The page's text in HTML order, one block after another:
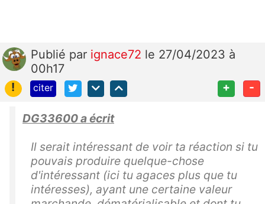
Publié par ignace72 le 27/04/2023 à
00h17
!
citer + -
DG33600 a écrit
Il serait intéressant de voir ta réaction si tu
pouvais produire quelque-chose
d'intéressant (ici tu agaces plus que tu
intéresses), ayant une certaine valeur